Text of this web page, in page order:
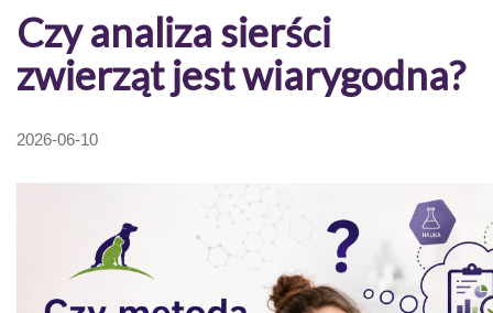
Czy analiza sierści
zwierząt jest wiarygodna?
2026-06-10